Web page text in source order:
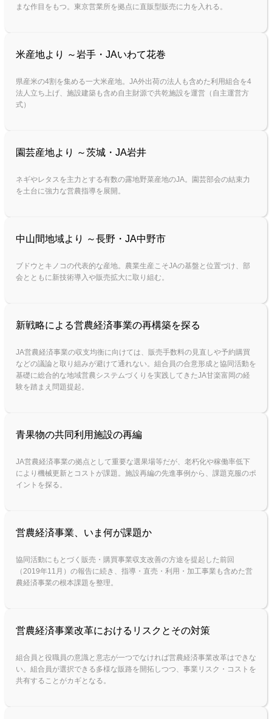
まな作目をもつ。東京営業所を拠点に直販型販売に力を入れる。
米産地より ～岩手・JAいわて花巻
県産米の4割を集める一大米産地。JA外出荷の法人も含めた利用組合を4
法人立ち上げ、施設建築も含め自主財源で共乾施設を運営（自主運営方
式）
園芸産地より ～茨城・JA岩井
ネギやレタスを主力とする有数の露地野菜産地のJA。園芸部会の結束力
を土台に強力な営農指導を展開。
中山間地域より ～長野・JA中野市
ブドウとキノコの代表的な産地。農業生産こそJAの基盤と位置づけ、部
会とともに新技術導入や販売拡大に取り組む。
新戦略による営農経済事業の再構築を探る
JA営農経済事業の収支均衡に向けては、販売手数料の見直しや予約購買
などの議論と取り組みが避けて通れない。組合員の合意形成と協同活動を
基礎に総合的な地域営農システムづくりを実践してきたJA甘楽富岡の経
験を踏まえ問題提起。
青果物の共同利用施設の再編
JA営農経済事業の拠点として重要な選果場等だが、老朽化や稼働率低下
により機械更新とコストが課題。施設再編の先進事例から、課題克服のポ
イントを探る。
営農経済事業、いま何が課題か
協同活動にもとづく販売・購買事業収支改善の方途を提起した前回
（2019年11月）の報告に続き、指導・直売・利用・加工事業も含めた営
農経済事業の根本課題を整理。
営農経済事業改革におけるリスクとその対策
組合員と役職員の意識と意志が一つでなければ営農経済事業改革はできな
い。組合員が選択できる多様な販路を開拓しつつ、事業リスク・コストを
共有することがカギとなる。